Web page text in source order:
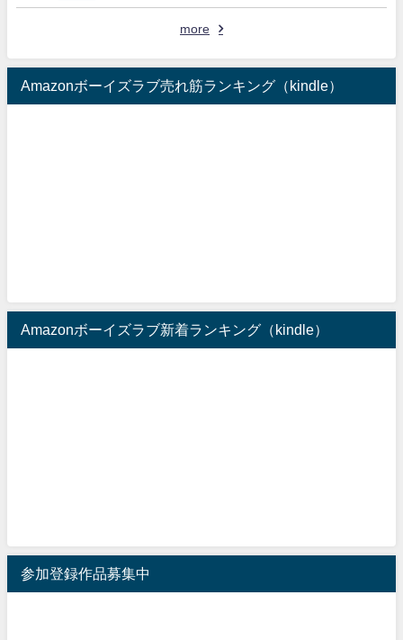
more
Amazonボーイズラブ売れ筋ランキング（kindle）
Amazonボーイズラブ新着ランキング（kindle）
参加登録作品募集中